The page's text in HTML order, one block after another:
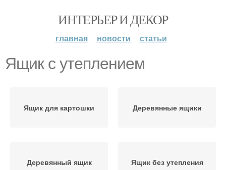
ИНТЕРЬЕР И ДЕКОР
главная новости статьи
Ящик с утеплением
Ящик для картошки Деревянные ящики
Деревянный ящик Ящик без утепления